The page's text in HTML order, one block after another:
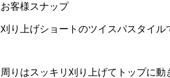
お客様スナップ
刈り上げショートのツイスパスタイル
周りはスッキリ刈り上げてトップに